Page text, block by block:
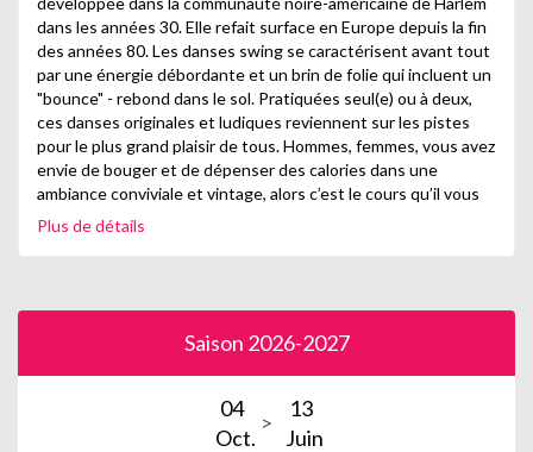
dans les années 30. Elle refait surface en Europe depuis la fin
des années 80. Les danses swing se caractérisent avant tout
par une énergie débordante et un brin de folie qui incluent un
"bounce" - rebond dans le sol. Pratiquées seul(e) ou à deux,
ces danses originales et ludiques reviennent sur les pistes
pour le plus grand plaisir de tous. Hommes, femmes, vous avez
envie de bouger et de dépenser des calories dans une
ambiance conviviale et vintage, alors c’est le cours qu’il vous
faut !
Plus de détails
Saison 2026-2027
04
Oct.
13
Juin